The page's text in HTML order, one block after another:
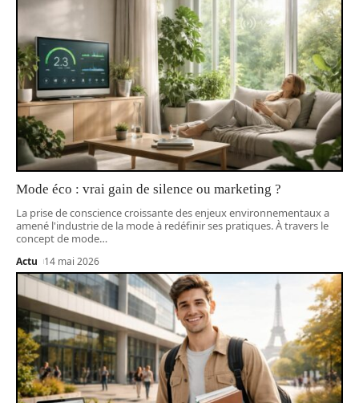
Mode éco : vrai gain de silence ou marketing ?
La prise de conscience croissante des enjeux environnementaux a
amené l'industrie de la mode à redéfinir ses pratiques. À travers le
concept de mode…
Actu 14 mai 2026